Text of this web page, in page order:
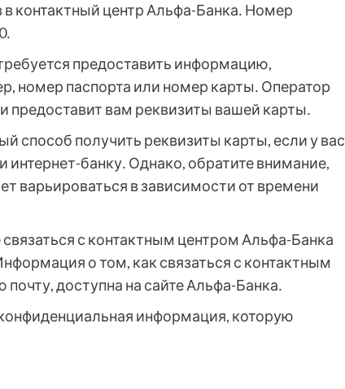
контактный центр Альфа-Банка․ Номер
предоставить информацию,
паспорта или номер карты․ Оператор
предоставит вам реквизиты вашей карты․
способ получить реквизиты карты, если у вас
банку․ Однако, обратите внимание,
варьироваться в зависимости от времени
с контактным центром Альфа-Банка
о том, как связаться с контактным
доступна на сайте Альфа-Банка․
информация, которую